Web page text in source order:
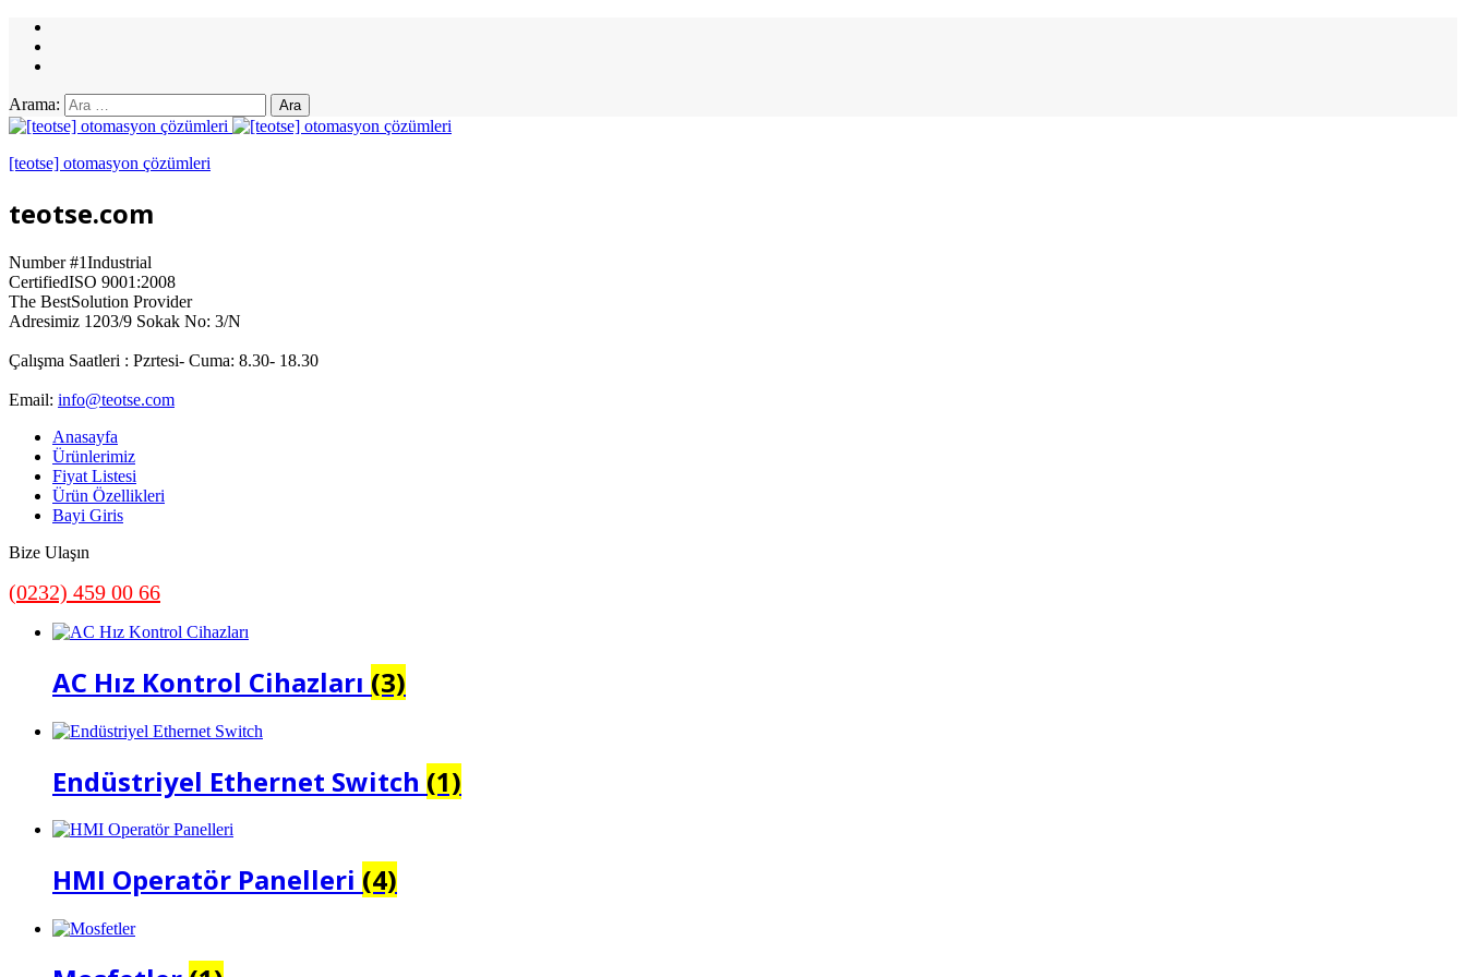
Arama:
[teotse] otomasyon çözümleri
teotse.com
Number #1Industrial
CertifiedISO 9001:2008
The BestSolution Provider
Adresimiz 1203/9 Sokak No: 3/N
Çalışma Saatleri : Pzrtesi- Cuma: 8.30- 18.30
Email: info@teotse.com
Anasayfa
Ürünlerimiz
Fiyat Listesi
Ürün Özellikleri
Bayi Giris
Bize Ulaşın
(0232) 459 00 66
AC Hız Kontrol Cihazları (3)
Endüstriyel Ethernet Switch (1)
HMI Operatör Panelleri (4)